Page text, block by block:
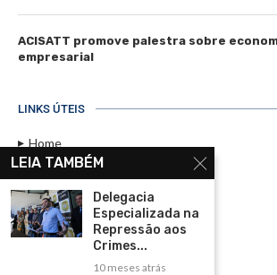
ACISATT promove palestra sobre
empresarial
LINKS ÚTEIS
Home
Assinar
Contato
Política de Privacidade
Rádio Maristela - Ao Vivo
LEIA TAMBÉM
Delegacia
Especializada na
Repressão aos
Crimes...
10 meses atrás